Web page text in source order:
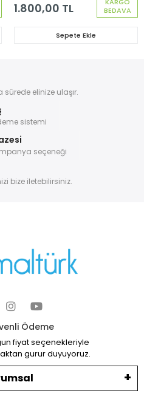
KARGO
BEDAVA
1.800,00 TL
Sepete Ekle
sürede elinize ulaşır.
sistemi
seçeneği
bize iletebilirsiniz.
Ödeme
fiyat seçenekleriyle
gurur duyuyoruz.